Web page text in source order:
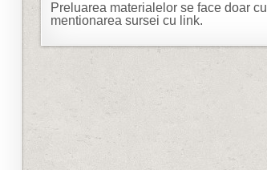
Preluarea materialelor se face doar cu
mentionarea sursei cu link.